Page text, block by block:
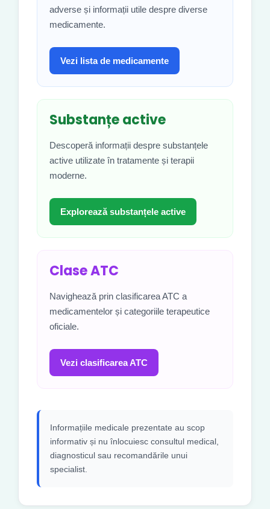
adverse și informații utile despre diverse
medicamente.
Vezi lista de medicamente
Substanțe active
Descoperă informații despre substanțele
active utilizate în tratamente și terapii
moderne.
Explorează substanțele active
Clase ATC
Navighează prin clasificarea ATC a
medicamentelor și categoriile terapeutice
oficiale.
Vezi clasificarea ATC
Informațiile medicale prezentate au scop
informativ și nu înlocuiesc consultul medical,
diagnosticul sau recomandările unui
specialist.